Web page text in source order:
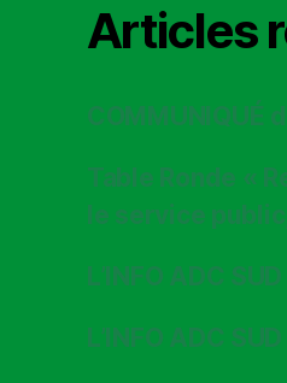
Articles
COMMUNIQUÉ
Table Ronde «
le service
L’INFO ADC
L’INFO ADC